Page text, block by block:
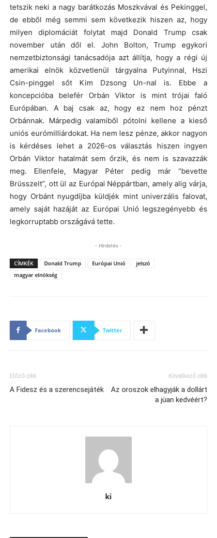
tetszik neki a nagy barátkozás Moszkvával és Pekinggel,
de ebből még semmi sem következik hiszen az, hogy
milyen diplomáciát folytat majd Donald Trump csak
november után dől el. John Bolton, Trump egykori
nemzetbiztonsági tanácsadója azt állítja, hogy a régi új
amerikai elnök közvetlenül tárgyalna Putyinnal, Hszi
Csin-pinggel sőt Kim Dzsong Un-nal is. Ebbe a
koncepcióba belefér Orbán Viktor is mint trójai faló
Európában. A baj csak az, hogy ez nem hoz pénzt
Orbánnak. Márpedig valamiből pótolni kellene a kieső
uniós eurómilliárdokat. Ha nem lesz pénze, akkor nagyon
is kérdéses lehet a 2026-os választás hiszen ingyen
Orbán Viktor hatalmát sem őrzik, és nem is szavazzák
meg. Ellenfele, Magyar Péter pedig már “bevette
Brüsszelt”, ott ül az Európai Néppártban, amely alig várja,
hogy Orbánt nyugdíjba küldjék mint univerzális falovat,
amely saját hazáját az Európai Unió legszegényebb és
legkorruptabb országává tette.
- Hirdetés -
CÍMKÉK Donald Trump Európai Unió
jelszó
magyar elnökség
Facebook Twitter
Előző cikk
A Fidesz és a szerencsejáték
Következő cikk
Az oroszok elhagyják a dollárt
a jüan kedvéért?
ki